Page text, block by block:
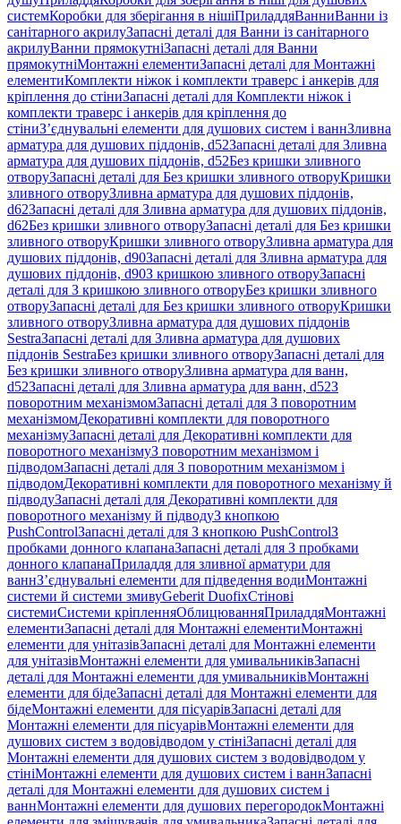
системКоробки для зберігання в нішіПриладдяВанниВанни із
санітарного акрилуЗапасні деталі для Ванни із санітарного
акрилуВанни прямокутніЗапасні деталі для Ванни
прямокутніМонтажні елементиЗапасні деталі для Монтажні
елементиКомплекти ніжок і комплекти траверс і анкерів для
кріплення до стіниЗапасні деталі для Комплекти ніжок і
комплекти траверс і анкерів для кріплення до
стіниЗ’єднувальні елементи для душових систем і ваннЗливна
арматура для душових піддонів, d52Запасні деталі для Зливна
арматура для душових піддонів, d52Без кришки зливного
отворуЗапасні деталі для Без кришки зливного отворуКришки
зливного отворуЗливна арматура для душових піддонів,
d62Запасні деталі для Зливна арматура для душових піддонів,
d62Без кришки зливного отворуЗапасні деталі для Без кришки
зливного отворуКришки зливного отворуЗливна арматура для
душових піддонів, d90Запасні деталі для Зливна арматура для
душових піддонів, d90З кришкою зливного отворуЗапасні
деталі для З кришкою зливного отворуБез кришки зливного
отворуЗапасні деталі для Без кришки зливного отворуКришки
зливного отворуЗливна арматура для душових піддонів
SestraЗапасні деталі для Зливна арматура для душових
піддонів SestraБез кришки зливного отворуЗапасні деталі для
Без кришки зливного отворуЗливна арматура для ванн,
d52Запасні деталі для Зливна арматура для ванн, d52З
поворотним механізмомЗапасні деталі для З поворотним
механізмомДекоративні комплекти для поворотного
механізмуЗапасні деталі для Декоративні комплекти для
поворотного механізмуЗ поворотним механізмом і
підводомЗапасні деталі для З поворотним механізмом і
підводомДекоративні комплекти для поворотного механізму й
підводуЗапасні деталі для Декоративні комплекти для
поворотного механізму й підводуЗ кнопкою
PushControlЗапасні деталі для З кнопкою PushControlЗ
пробками донного клапанаЗапасні деталі для З пробками
донного клапанаПриладдя для зливної арматури для
ваннЗ’єднувальні елементи для підведення водиМонтажні
системи й системи змивуGeberit DuofixСтінові
системиСистеми кріпленняОблицюванняПриладдяМонтажні
елементиЗапасні деталі для Монтажні елементиМонтажні
елементи для унітазівЗапасні деталі для Монтажні елементи
для унітазівМонтажні елементи для умивальниківЗапасні
деталі для Монтажні елементи для умивальниківМонтажні
елементи для бідеЗапасні деталі для Монтажні елементи для
бідеМонтажні елементи для пісуарівЗапасні деталі для
Монтажні елементи для пісуарівМонтажні елементи для
душових систем з водовідводом у стініЗапасні деталі для
Монтажні елементи для душових систем з водовідводом у
стініМонтажні елементи для душових систем і ваннЗапасні
деталі для Монтажні елементи для душових систем і
ваннМонтажні елементи для душових перегородокМонтажні